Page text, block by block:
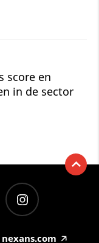
score en
in de sector
nexans.com 🡥